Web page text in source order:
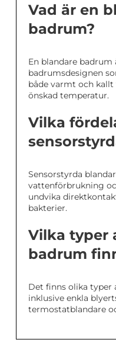
Vad är en
badrum?
En blandare
badrumsdesignen
både varmt och
önskad temperatur.
Vilka
Sensorstyrda
vattenförbrukning
undvika
bakterier.
Vilka typer
badrum
Det finns olika typer
inklusive enkla
termostatblandare